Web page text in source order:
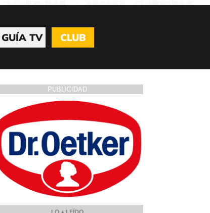
GUÍA TV CLUB
PUBLICIDAD